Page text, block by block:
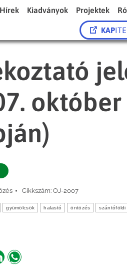
Hírek Kiadványok Projektek
KAPITE
Cikkszám: OJ-2007
gyümölcsök halastó öntözés szántóföldi
Share